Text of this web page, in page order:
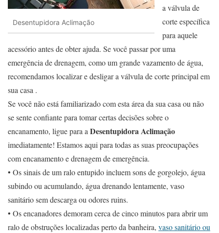
Desentupidora Aclimação
a válvula de
corte específica
para aquele
acessório antes de obter ajuda. Se você passar por uma
emergência de drenagem, como um grande vazamento de água,
recomendamos localizar e desligar a válvula de corte principal em
sua casa .
Se você não está familiarizado com esta área da sua casa ou não
se sente confiante para tomar certas decisões sobre o
encanamento, ligue para a Desentupidora Aclimação
imediatamente! Estamos aqui para todas as suas preocupações
com encanamento e drenagem de emergência.
• Os sinais de um ralo entupido incluem sons de gorgolejo, água
subindo ou acumulando, água drenando lentamente, vaso
sanitário sem descarga ou odores ruins.
• Os encanadores demoram cerca de cinco minutos para abrir um
ralo de obstruções localizadas perto da banheira, vaso sanitário ou